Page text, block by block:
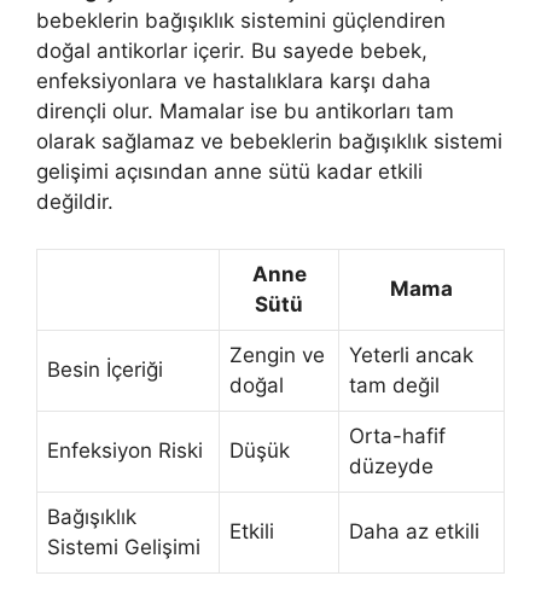
bebeklerin bağışıklık sistemini güçlendiren
doğal antikorlar içerir. Bu sayede bebek,
enfeksiyonlara ve hastalıklara karşı daha
dirençli olur. Mamalar ise bu antikorları tam
olarak sağlamaz ve bebeklerin bağışıklık sistemi
gelişimi açısından anne sütü kadar etkili
değildir.
Anne
Sütü
Mama
Besin İçeriği
Zengin ve
doğal
Yeterli ancak
tam değil
Enfeksiyon Riski Düşük
Orta-hafif
düzeyde
Bağışıklık
Sistemi Gelişimi
Etkili Daha az etkili